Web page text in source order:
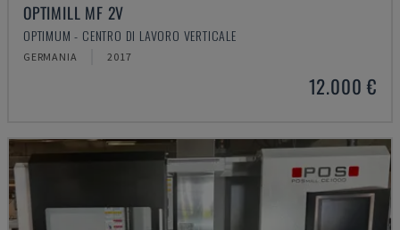
OPTIMILL MF 2V
OPTIMUM - CENTRO DI LAVORO VERTICALE
GERMANIA 2017
12.000 €